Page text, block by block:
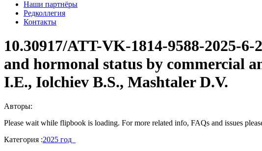
Наши партнёры
Редколлегия
Контакты
10.30917/ATT-VK-1814-9588-2025-
and hormonal status by commercial
I.E., Iolchiev B.S., Mashtaler D.V.
Авторы:
Please wait while flipbook is loading. For more related info, FAQs and issues
Категория :2025 год